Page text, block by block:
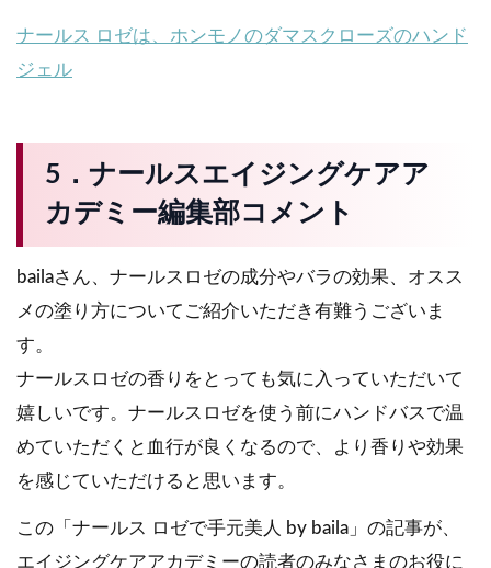
ナールス ロゼは、ホンモノのダマスクローズのハンド
ジェル
5．ナールスエイジングケアア
カデミー編集部コメント
bailaさん、ナールスロゼの成分やバラの効果、オスス
メの塗り方についてご紹介いただき有難うございま
す。
ナールスロゼの香りをとっても気に入っていただいて
嬉しいです。ナールスロゼを使う前にハンドバスで温
めていただくと血行が良くなるので、より香りや効果
を感じていただけると思います。
この「ナールス ロゼで手元美人 by baila」の記事が、
エイジングケアアカデミーの読者のみなさまのお役に